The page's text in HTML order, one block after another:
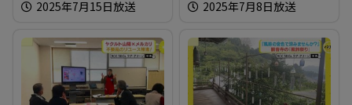
2025年7月15日放送 2025年7月8日放送